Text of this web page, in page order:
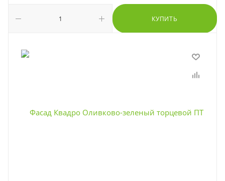
КУПИТЬ